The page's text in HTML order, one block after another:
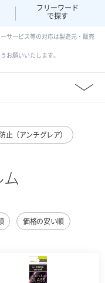
フリーワード
で探す
サービス等の対応は製造元・販売
お願いいたします。
止（アンチグレア）
価格の安い順